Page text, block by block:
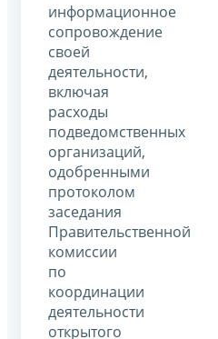
информационное
сопровождение
своей
деятельности,
включая
расходы
подведомственных
организаций,
одобренными
протоколом
заседания
Правительственной
комиссии
по
координации
деятельности
открытого